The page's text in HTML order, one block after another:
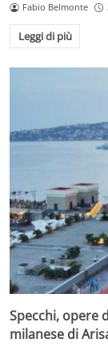
Fabio Belmonte
Leggi di più
Specchi, opere
milanese di